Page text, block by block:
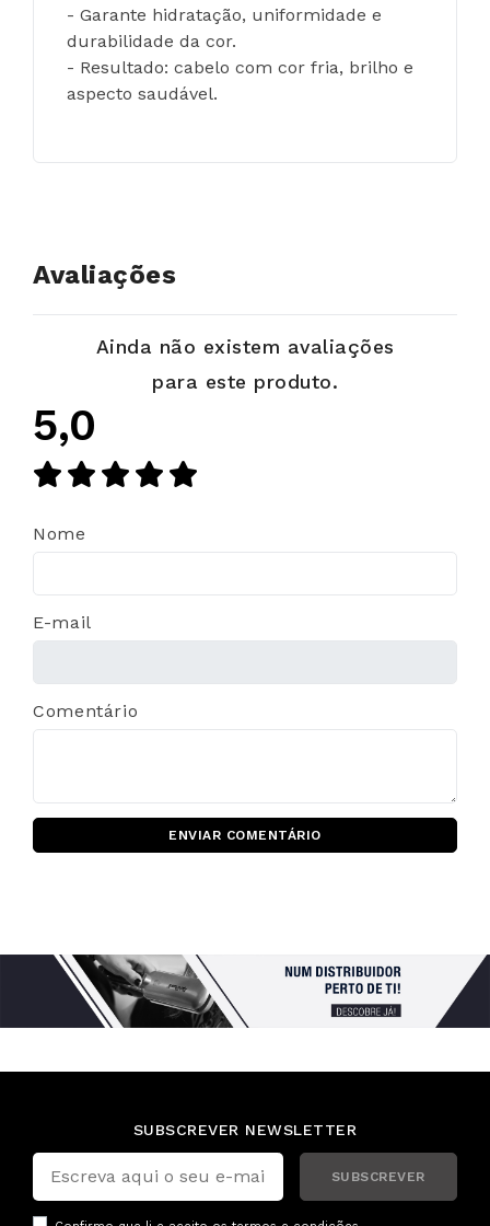
- Garante hidratação, uniformidade e
durabilidade da cor.
- Resultado: cabelo com cor fria, brilho e
aspecto saudável.
Avaliações
Ainda não existem avaliações
para este produto.
5,0
Nome
E-mail
Comentário
ENVIAR COMENTÁRIO
SUBSCREVER NEWSLETTER
SUBSCREVER